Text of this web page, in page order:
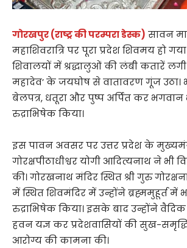
गोरखपुर (राष्ट्र की परम्परा डेस्क) सावन
महाशिवरात्रि पर पूरा प्रदेश शिवमय हो
शिवालयों में श्रद्धालुओं की लंबी कतारें
महादेव’ के जयघोष से वातावरण गूंज उठा।
बेलपत्र, धतूरा और पुष्प अर्पित कर
रुद्राभिषेक किया।
इस पावन अवसर पर उत्तर प्रदेश के
गोरक्षपीठाधीश्वर योगी आदित्यनाथ ने भी
की। गोरखनाथ मंदिर स्थित श्री गुरु
में स्थित शिवमंदिर में उन्होंने ब्रह्ममुहूर्त में
रुद्राभिषेक किया। इसके बाद उन्होंने वैदिक
हवन यज्ञ कर प्रदेशवासियों की सुख-
आरोग्य की कामना की।